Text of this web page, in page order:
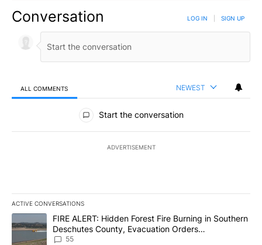
Conversation LOG IN SIGN UP
ALL COMMENTS NEWEST
All Comments
Start the conversation
ADVERTISEMENT
ACTIVE CONVERSATIONS
The following is a list of the most commented articles in the last
A trending article titled "FIRE ALERT: Hidden Forest Fire
FIRE ALERT: Hidden Forest Fire Burning in Southern
Deschutes County, Evacuation Orders
Implemented
55